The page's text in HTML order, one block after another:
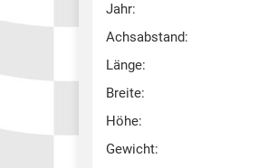
Jahr:
Achsabstand:
Länge:
Breite:
Höhe:
Gewicht: